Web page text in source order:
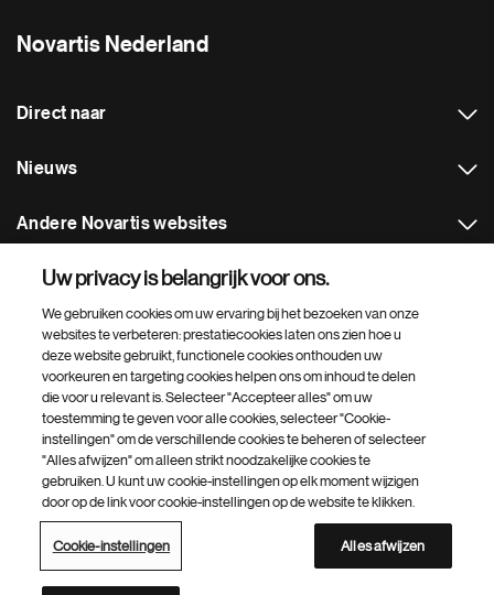
Novartis Nederland
Direct naar
Nieuws
Andere Novartis websites
Footer Site Search
Footer
Bottom
© 2026 Novartis Pharma B.V.
Privacybeleid Digitale Toegankelijkheid
Cookie-instellingen
Over cookies
Site Map Third party code
Leveringsvoorwaarden
Disclaimer
Inkoopvoorwaarden
Overzicht Novartis websites
Uw privacy is belangrijk voor ons.
We gebruiken cookies om uw ervaring bij het bezoeken van onze
websites te verbeteren: prestatiecookies laten ons zien hoe u
deze website gebruikt, functionele cookies onthouden uw
voorkeuren en targeting cookies helpen ons om inhoud te delen
die voor u relevant is. Selecteer "Accepteer alles" om uw
toestemming te geven voor alle cookies, selecteer "Cookie-
instellingen" om de verschillende cookies te beheren of selecteer
"Alles afwijzen" om alleen strikt noodzakelijke cookies te
gebruiken. U kunt uw cookie-instellingen op elk moment wijzigen
door op de link voor cookie-instellingen op de website te klikken.
Cookie-instellingen Alles afwijzen